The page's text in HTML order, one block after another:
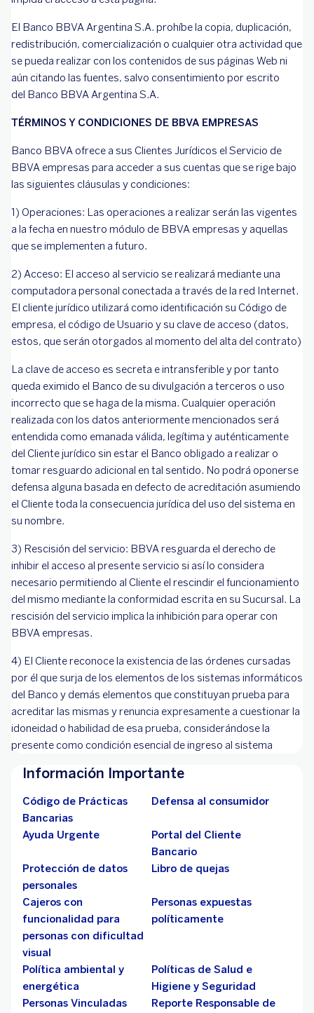
El Banco BBVA Argentina S.A. prohíbe la copia, duplicación,
redistribución, comercialización o cualquier otra actividad que
se pueda realizar con los contenidos de sus páginas Web ni
aún citando las fuentes, salvo consentimiento por escrito
del Banco BBVA Argentina S.A.
TÉRMINOS Y CONDICIONES DE BBVA EMPRESAS
Banco BBVA ofrece a sus Clientes Jurídicos el Servicio de
BBVA empresas para acceder a sus cuentas que se rige bajo
las siguientes cláusulas y condiciones:
1) Operaciones: Las operaciones a realizar serán las vigentes
a la fecha en nuestro módulo de BBVA empresas y aquellas
que se implementen a futuro.
2) Acceso: El acceso al servicio se realizará mediante una
computadora personal conectada a través de la red Internet.
El cliente jurídico utilizará como identificación su Código de
empresa, el código de Usuario y su clave de acceso (datos,
estos, que serán otorgados al momento del alta del contrato)
La clave de acceso es secreta e intransferible y por tanto
queda eximido el Banco de su divulgación a terceros o uso
incorrecto que se haga de la misma. Cualquier operación
realizada con los datos anteriormente mencionados será
entendida como emanada válida, legítima y auténticamente
del Cliente jurídico sin estar el Banco obligado a realizar o
tomar resguardo adicional en tal sentido. No podrá oponerse
defensa alguna basada en defecto de acreditación asumiendo
el Cliente toda la consecuencia jurídica del uso del sistema en
su nombre.
3) Rescisión del servicio: BBVA resguarda el derecho de
inhibir el acceso al presente servicio si así lo considera
necesario permitiendo al Cliente el rescindir el funcionamiento
del mismo mediante la conformidad escrita en su Sucursal. La
rescisión del servicio implica la inhibición para operar con
BBVA empresas.
4) El Cliente reconoce la existencia de las órdenes cursadas
por él que surja de los elementos de los sistemas informáticos
del Banco y demás elementos que constituyan prueba para
acreditar las mismas y renuncia expresamente a cuestionar la
idoneidad o habilidad de esa prueba, considerándose la
presente como condición esencial de ingreso al sistema
Información Importante
Código de Prácticas
Bancarias
Defensa al consumidor
Ayuda Urgente
Portal del Cliente
Bancario
Protección de datos
personales
Libro de quejas
Cajeros con
funcionalidad para
personas con dificultad
visual
Personas expuestas
políticamente
Política ambiental y
energética
Políticas de Salud e
Higiene y Seguridad
Personas Vinculadas
Reporte Responsable de